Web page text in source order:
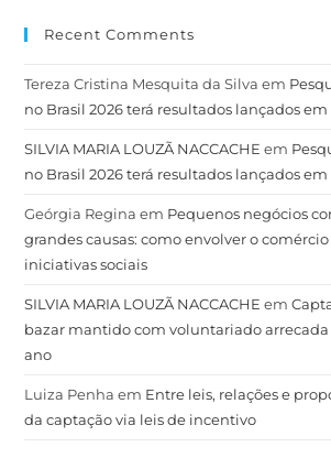
Recent Comments
Tereza Cristina Mesquita da Silva em
no Brasil 2026 terá resultados lançados
SILVIA MARIA LOUZÃ NACCACHE em
no Brasil 2026 terá resultados lançados
Geórgia Regina em Pequenos negócios
grandes causas: como envolver o
iniciativas sociais
SILVIA MARIA LOUZÃ NACCACHE em
bazar mantido com voluntariado
ano
Luiza Penha em Entre leis, relações e
da captação via leis de incentivo